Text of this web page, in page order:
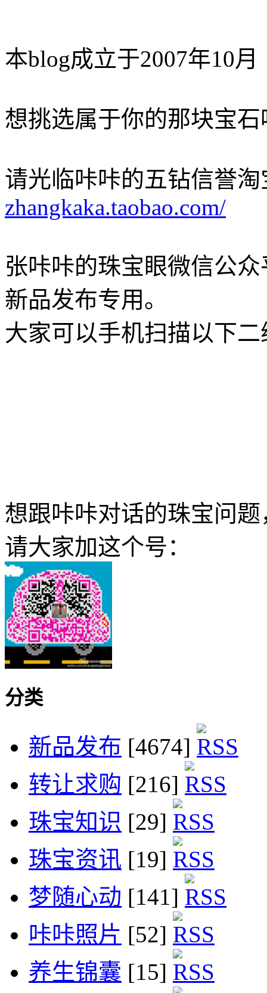
本blog成立于2007年10月
想挑选属于你的那块宝石
请光临咔咔的五钻信誉淘
zhangkaka.taobao.com/
张咔咔的珠宝眼微信公
新品发布专用。
大家可以手机扫描以下
想跟咔咔对话的珠宝问题
请大家加这个号：
分类
新品发布 [4674]
转让求购 [216]
珠宝知识 [29]
珠宝资讯 [19]
梦随心动 [141]
咔咔照片 [52]
养生锦囊 [15]